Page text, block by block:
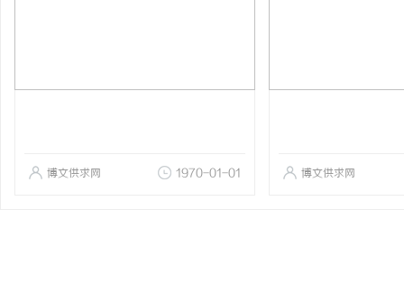
博文供求网 1970-01-01 博文供求网